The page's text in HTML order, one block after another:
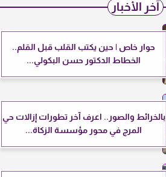
آخر الأخبار
حوار خاص | حين يكتب القلب قبل القلم..
الخطاط الدكتور حسن البكولي...
بالخرائط والصور.. اعرف آخر تطورات إزالات حي
المرج في محور مؤسسة الزكاة...